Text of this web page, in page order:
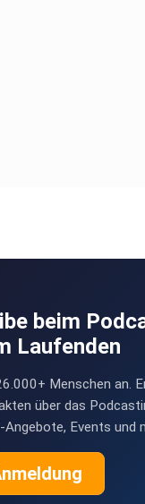
beim
Laufenden
Menschen an.
über das
Events und